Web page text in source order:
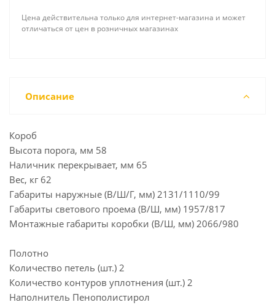
Цена действительна только для интернет-магазина и может
отличаться от цен в розничных магазинах
Описание
Короб
Высота порога, мм 58
Наличник перекрывает, мм 65
Вес, кг 62
Габариты наружные (В/Ш/Г, мм) 2131/1110/99
Габариты светового проема (В/Ш, мм) 1957/817
Монтажные габариты коробки (В/Ш, мм) 2066/980
Полотно
Количество петель (шт.) 2
Количество контуров уплотнения (шт.) 2
Наполнитель Пенополистирол